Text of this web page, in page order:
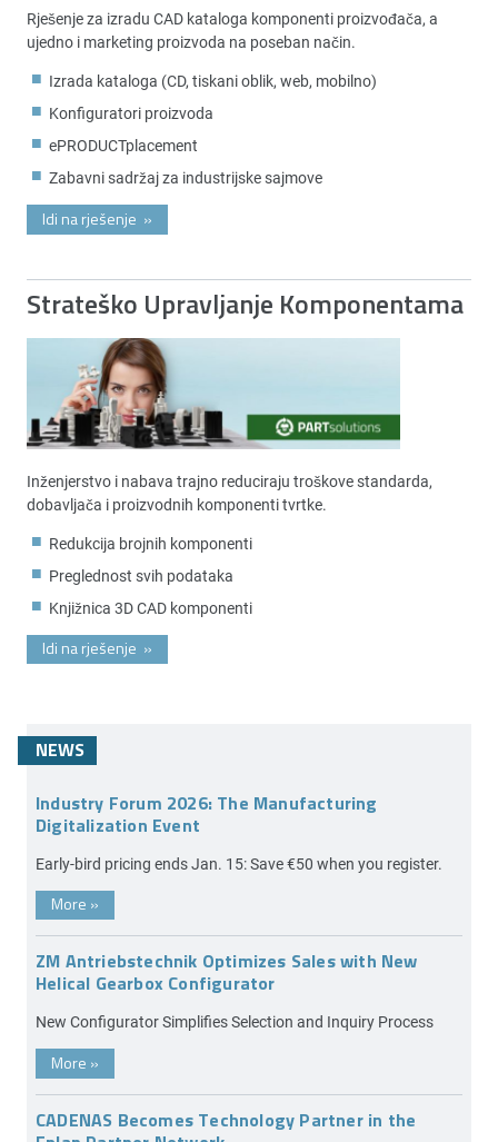
Rješenje za izradu CAD kataloga komponenti proizvođača, a
ujedno i marketing proizvoda na poseban način.
Izrada kataloga (CD, tiskani oblik, web, mobilno)
Konfiguratori proizvoda
ePRODUCTplacement
Zabavni sadržaj za industrijske sajmove
Idi na rješenje »
Strateško Upravljanje Komponentama
Inženjerstvo i nabava trajno reduciraju troškove standarda,
dobavljača i proizvodnih komponenti tvrtke.
Redukcija brojnih komponenti
Preglednost svih podataka
Knjižnica 3D CAD komponenti
Idi na rješenje »
NEWS
Industry Forum 2026: The Manufacturing
Digitalization Event
Early-bird pricing ends Jan. 15: Save €50 when you register.
More »
ZM Antriebstechnik Optimizes Sales with New
Helical Gearbox Configurator
New Configurator Simplifies Selection and Inquiry Process
More »
CADENAS Becomes Technology Partner in the